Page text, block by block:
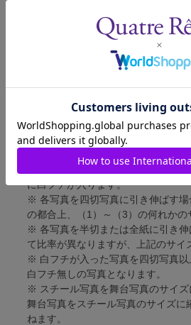
短辺 217mm × 長辺
短辺 213mm × 長辺
全紙写真
短辺 402mm × 長辺
写真のサイズにつきまして、下記の件
※ 宝塚大劇場および新人公演の舞
に白フチが入ります。
※ 各写真を四切写真に引き伸ばす
の都合上、（1）～（3）の何れかの
※ 各写真を半切または全紙に引き
て比率が異なりますが、上記のサイ
※ 白フチが入った写真を四切写真以
白フチ無しの写真となります。
※ スチール写真を舞台写真のサイ
舞台写真をスチール写真のサイズに
ねます。